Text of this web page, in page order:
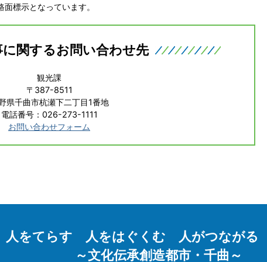
標示となっています。
に関するお問い合わせ先
観光課
〒387-8511
県千曲市杭瀬下二丁目1番地
電話番号：026-273-1111
お問い合わせフォーム
人をてらす 人をはぐくむ 人がつながる
～文化伝承創造都市・千曲～